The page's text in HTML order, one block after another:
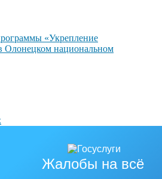
«Укрепление
Олонецком национальном
Жалобы на всё